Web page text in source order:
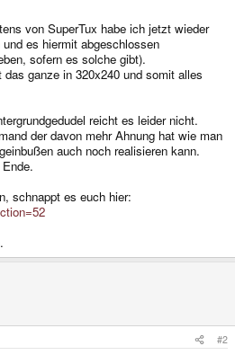
von SuperTux habe ich jetzt wieder
es hiermit abgeschlossen
sofern es solche gibt).
ganze in 320x240 und somit alles
reicht es leider nicht.
der davon mehr Ahnung hat wie man
auch noch realisieren kann.
schnappt es euch hier:
#2